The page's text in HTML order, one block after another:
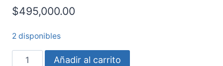
$495,000.00
2 disponibles
Añadir al carrito